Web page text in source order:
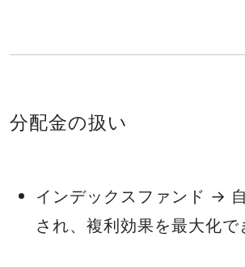
分配金の扱い
インデックスファンド →
され、複利効果を最大化で